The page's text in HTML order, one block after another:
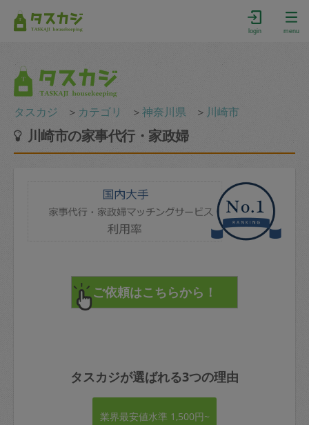
login menu
タスカジ ＞ カテゴリ ＞神奈川県 ＞ 川崎市
川崎市の家事代行・家政婦
タスカジが選ばれる3つの理由
業界最安値水準 1,500円~